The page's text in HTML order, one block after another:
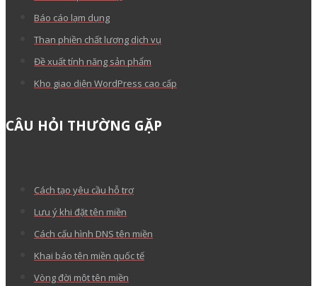
Báo cáo lạm dụng
Than phiền chất lượng dịch vụ
Đề xuất tính năng sản phẩm
Kho giao diện WordPress cao cấp
CÂU HỎI THƯỜNG GẶP
Cách tạo yêu cầu hỗ trợ
Lưu ý khi đặt tên miền
Cách cấu hình DNS tên miền
Khai báo tên miền quốc tế
Vòng đời một tên miền